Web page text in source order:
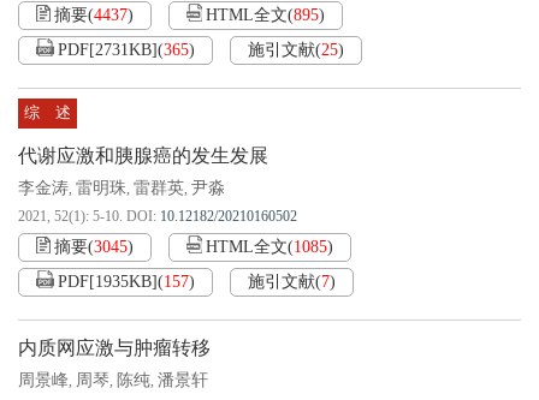
摘要(4437) HTML全文(895)
PDF[2731KB](365) 施引文献(25)
综 述
代谢应激和胰腺癌的发生发展
李金涛, 雷明珠, 雷群英, 尹淼
2021, 52(1): 5-10. DOI: 10.12182/20210160502
摘要(3045) HTML全文(1085)
PDF[1935KB](157) 施引文献(7)
内质网应激与肿瘤转移
周景峰, 周琴, 陈纯, 潘景轩